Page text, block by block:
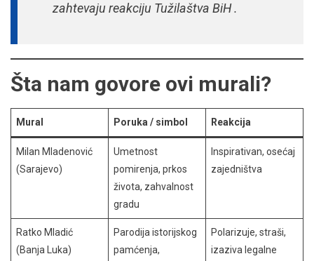
zahtevaju reakciju Tužilaštva BiH .
Šta nam govore ovi murali?
Mural Poruka / simbol Reakcija
Milan Mladenović
(Sarajevo)
Umetnost
pomirenja, prkos
života, zahvalnost
gradu
Inspirativan, osećaj
zajedništva
Ratko Mladić
(Banja Luka)
Parodija istorijskog
pamćenja,
Polarizuje, straši,
izaziva legalne